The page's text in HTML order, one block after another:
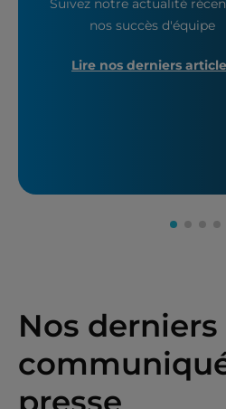
Suivez notre actualité
nos succès d'équipe
Lire nos derniers
Nos derniers